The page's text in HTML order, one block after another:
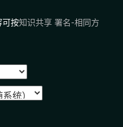
可按知识共享 署名-相同方